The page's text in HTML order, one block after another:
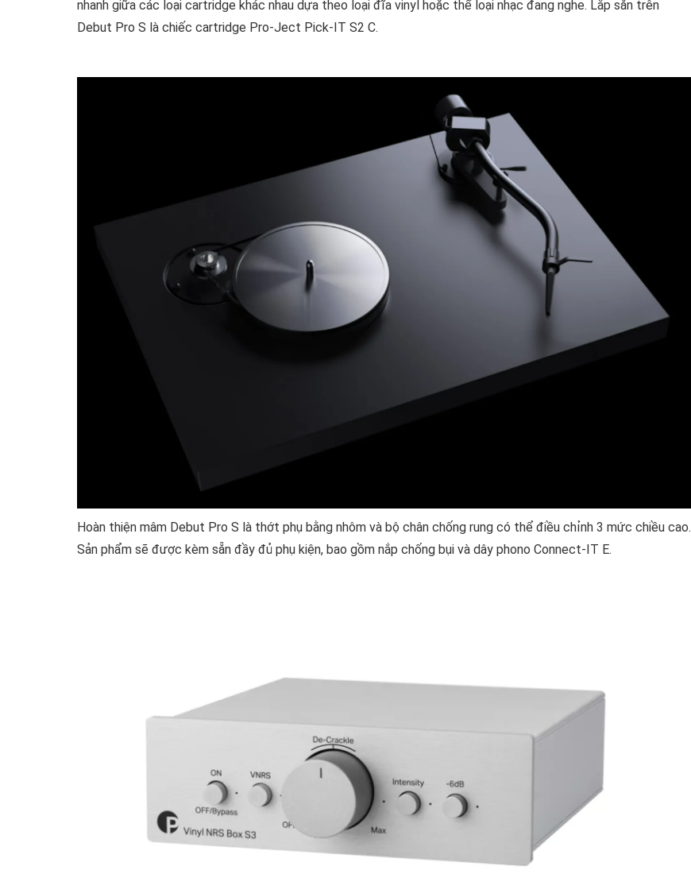
nhanh giữa các loại cartridge khác nhau dựa theo loại đĩa vinyl hoặc thể loại nhạc đang nghe. Lắp sẵn trên
Debut Pro S là chiếc cartridge Pro-Ject Pick-IT S2 C.
Hoàn thiện mâm Debut Pro S là thớt phụ bằng nhôm và bộ chân chống rung có thể điều chỉnh 3 mức chiều cao.
Sản phẩm sẽ được kèm sẵn đầy đủ phụ kiện, bao gồm nắp chống bụi và dây phono Connect-IT E.